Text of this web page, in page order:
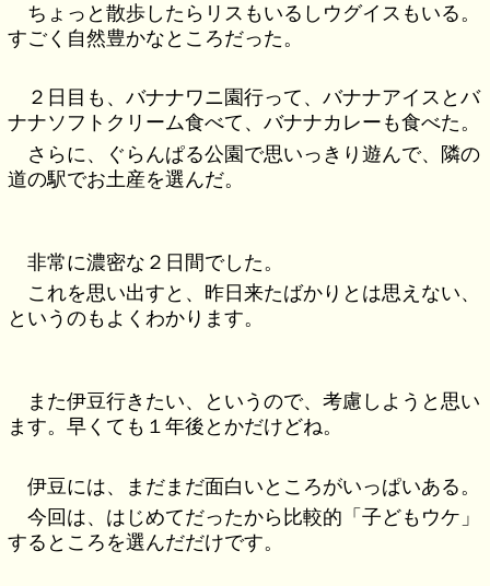
ちょっと散歩したらリスもいるしウグイスもいる。
すごく自然豊かなところだった。
２日目も、バナナワニ園行って、バナナアイスとバ
ナナソフトクリーム食べて、バナナカレーも食べた。
さらに、ぐらんぱる公園で思いっきり遊んで、隣の
道の駅でお土産を選んだ。
非常に濃密な２日間でした。
これを思い出すと、昨日来たばかりとは思えない、
というのもよくわかります。
また伊豆行きたい、というので、考慮しようと思い
ます。早くても１年後とかだけどね。
伊豆には、まだまだ面白いところがいっぱいある。
今回は、はじめてだったから比較的「子どもウケ」
するところを選んだだけです。